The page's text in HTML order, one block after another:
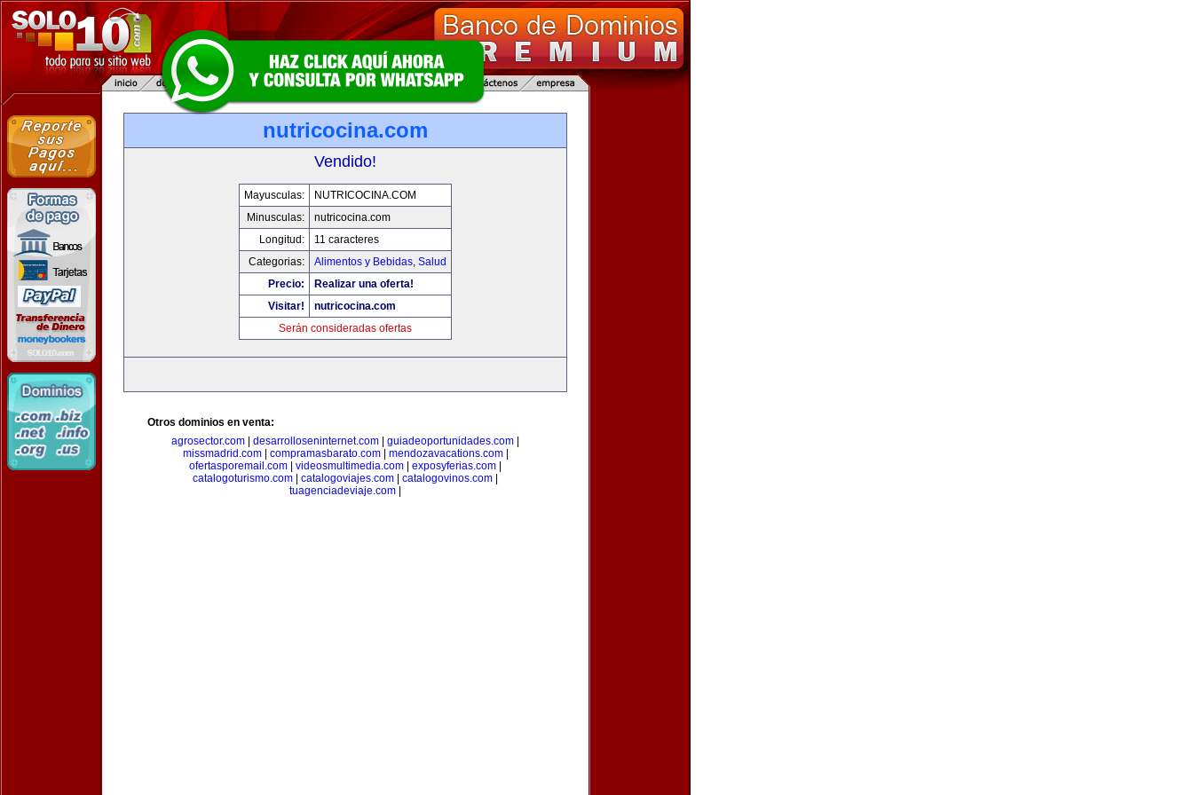
nutricocina.com
Vendido!
Mayusculas:
NUTRICOCINA.COM
Minusculas:
nutricocina.com
Longitud:
11 caracteres
Categorias:
Alimentos y Bebidas, Salud
Precio:
Realizar una oferta!
Visitar!
nutricocina.com
Serán consideradas ofertas
Otros dominios en venta:
agrosector.com
desarrolloseninternet.com guiadeoportunidades.com
missmadrid.com| compramasbarato.com| mendozavacations.com|
ofertasporemail.com
videosmultimedia.com exposyferias.com
catalogoturismo.com
catalogoviajes.com catalogovinos.com
tuagenciadeviaje.com